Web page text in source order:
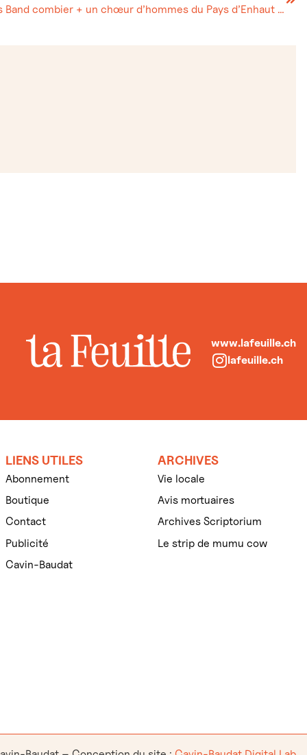
Un Brass Band combier + un chœur d’hommes du Pays d’Enhaut + un bal = La recette d’une belle soirée !
www.lafeuille.ch
lafeuille.ch
LIENS UTILES
Abonnement
Boutique
Contact
Publicité
Cavin-Baudat
ARCHIVES
Vie locale
Avis mortuaires
Archives Scriptorium
Le strip de mumu cow